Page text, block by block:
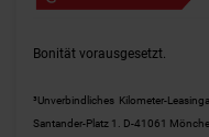
Bonität vorausgesetzt.
³Unverbindliches Kilometer-
Santander-Platz 1. D-41061